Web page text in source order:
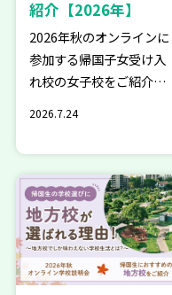
紹介【2026年】
2026年秋のオンラインに
参加する帰国子女受け入
れ校の女子校をご紹介し
ェック！ 東京・埼玉 ◆大
妻多摩中学高等学校【東
京・中学受験・編入試】
◆大妻嵐…
2026.7.24